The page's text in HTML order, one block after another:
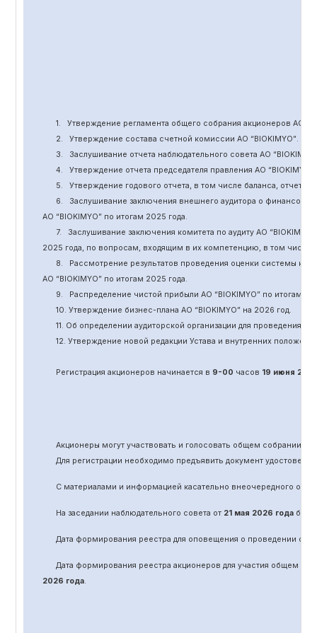
1. Утверждение регламента общего собрания акционеров АО “
2.
Утверждение состава счетной комиссии АО “BIOKIMYO”.
3.
Заслушивание отчета наблюдательного совета АО “BIOKIMYO
4.
Утверждение отчета председателя правления АО “BIOKIMYO
5.
Утверждение годового отчета, в том числе баланса, отчет о
6.
Заслушивание заключения внешнего аудитора о финансовой
АО “BIOKIMYO”по итогам 2025 года.
7.
Заслушивание заключения комитета по аудитуАО “BIOKIMYO
2025 года, по вопросам, входящим в их компетенцию, в том
8.
Рассмотрение результатов проведения оценки системы
АО “BIOKIMYO”по итогам 2025 года.
9.
Распределение чистой прибыли АО “BIOKIMYO”по итогам
10. Утверждение бизнес-плана АО “BIOKIMYO”на 2026 год.
11. Об определении аудиторской организации для проведения
12. Утверждение новой редакции Устава и внутренних
Регистрация акционеров начинается в 9-00 часов 19 июня 202
Акционеры могут участвовать и голосовать общем собрании
Для регистрации необходимо предъявить документ
С материалами и информацией касательно внеочередного
На заседании наблюдательного совета от 21 мая 2026 годабыло
Дата формирования реестра для оповещения о проведении
Дата формирования реестра акционеров для участия общем
2026 года.